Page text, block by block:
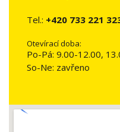
Tel.: +420 733 221
Otevírací doba:
Po-Pá: 9.00-12.00,
So-Ne: zavřeno